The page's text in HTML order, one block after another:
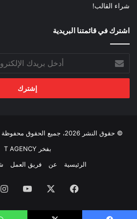
شراء القالب!
اشترك في قائمتنا البريدية
بريدك
الإلكتروني
© حقوق النشر 2026، جميع الحقوق محفوظة |
بفخر T AGENCY
الرئيسية
عن فريق العمل
فيسبوك